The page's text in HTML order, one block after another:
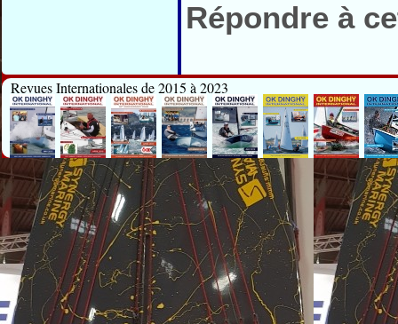
Répondre à
Revues Internationales de 2015 à 2023